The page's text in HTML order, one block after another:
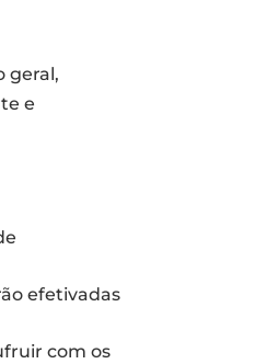
geral,
e
efetivadas
com os